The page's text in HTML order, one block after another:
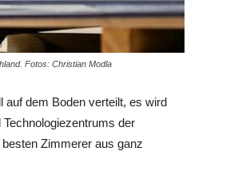
Fotos: Christian Modla
auf dem Boden verteilt, es wird
der
Zimmerer aus ganz